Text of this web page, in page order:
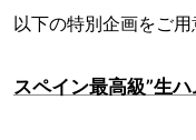
以下の特別企画をご用
スペイン最高級”生